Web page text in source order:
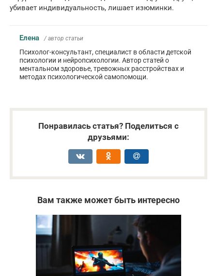
убивает индивидуальность, лишает изюминки.
Елена / автор статьи
Психолог-консультант, специалист в области детской
психологии и нейропсихологии. Автор статей о
ментальном здоровье, тревожных расстройствах и
методах психологической самопомощи.
Понравилась статья? Поделиться с
друзьями:
Вам также может быть интересно